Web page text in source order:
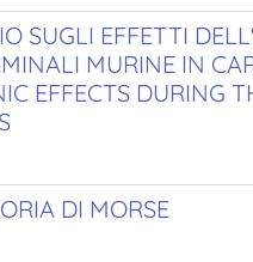
SUGLI EFFETTI
MURINE IN
EFFECTS DURING
DI MORSE